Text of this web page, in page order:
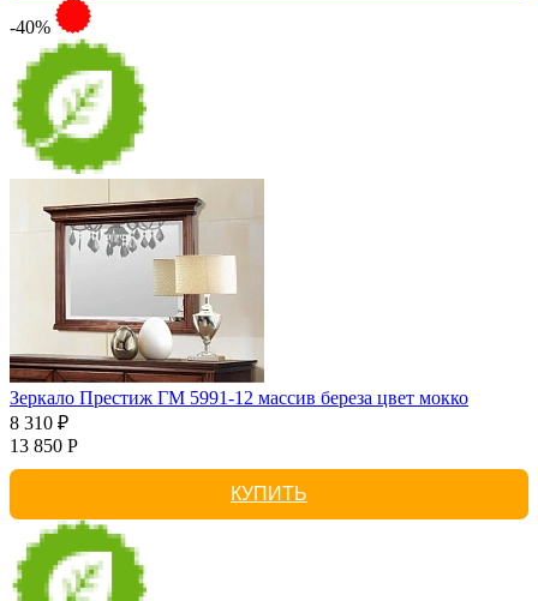
-40%
Зеркало Престиж ГМ 5991-12 массив береза цвет мокко
8 310 ₽
13 850 Р
КУПИТЬ